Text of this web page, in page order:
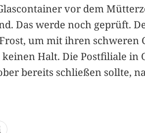
vor dem
Das werde noch geprüft.
um mit ihren schweren
Halt. Die Postfiliale
bereits schließen sollte,